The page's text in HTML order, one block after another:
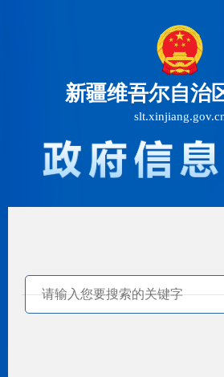
新疆维吾尔自治